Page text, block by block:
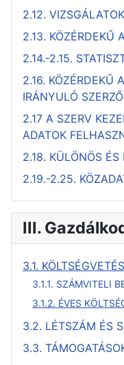
2.12.
2.13. KÖZÉRDEKŰ
2.14.-2.15.
2.16. KÖZÉRDEKŰ
IRÁNYULÓ
2.17 A SZERV
ADATOK
2.18. KÜLÖNÖS
2.19.-2.25.
III.
3.1.
3.1.1. SZÁMVITELI
3.1.2. ÉVES
3.2. LÉTSZÁM ÉS
3.3.